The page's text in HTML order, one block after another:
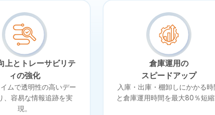
上とトレーサビリテ
ィの強化
ムで透明性の高いデー
、容易な情報追跡を実
現。
倉庫運用の
スピードアップ
入庫・出庫・棚卸しにかかる時
と倉庫運用時間を最大80％短縮